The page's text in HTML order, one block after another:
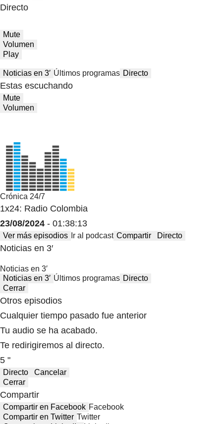
Directo
Mute
Volumen
Play
Noticias en 3′ Últimos programas Directo
Estas escuchando
Mute
Volumen
Crónica 24/7
1x24: Radio Colombia
23/08/2024 - 01:38:13
Ver más episodios Ir al podcast Compartir Directo
Noticias en 3′
Noticias en 3′
Noticias en 3′ Últimos programas Directo
Cerrar
Otros episodios
Cualquier tiempo pasado fue anterior
Tu audio se ha acabado.
Te redirigiremos al directo.
5 "
Directo
Cancelar
Cerrar
Compartir
Compartir en Facebook Facebook
Compartir en Twitter Twitter